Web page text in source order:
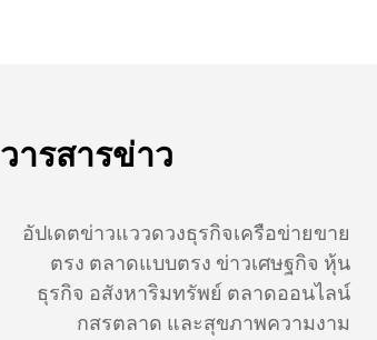
วารสารข่าว
อัปเดตข่าวแววดวงธุรกิจเครือข่ายขาย
ตรง ตลาดแบบตรง ข่าวเศษฐกิจ หุ้น
ธุรกิจ อสังหาริมทรัพย์ ตลาดออนไลน์
กสรตลาด และสุขภาพความงาม